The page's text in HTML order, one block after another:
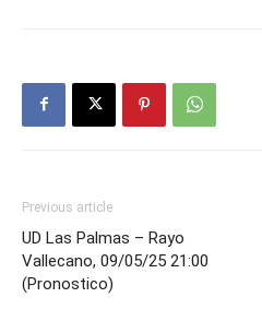
Previous article
UD Las Palmas – Rayo
Vallecano, 09/05/25 21:00
(Pronostico)